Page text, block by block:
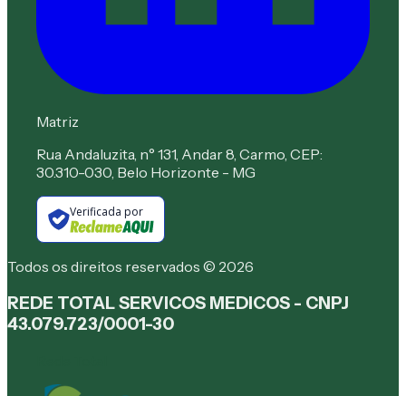
Matriz
Rua Andaluzita, n° 131, Andar 8, Carmo, CEP:
30.310-030, Belo Horizonte - MG
Verificada por
Todos os direitos reservados © 2026
REDE TOTAL SERVICOS MEDICOS - CNPJ
43.079.723/0001-30